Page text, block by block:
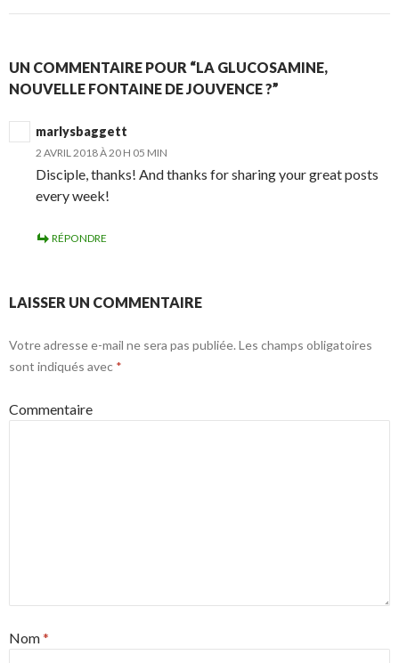
UN COMMENTAIRE POUR “LA GLUCOSAMINE,
NOUVELLE FONTAINE DE JOUVENCE ?”
marlysbaggett
2 AVRIL 2018 À 20 H 05 MIN
Disciple, thanks! And thanks for sharing your great posts
every week!
RÉPONDRE
LAISSER UN COMMENTAIRE
Votre adresse e-mail ne sera pas publiée. Les champs obligatoires
sont indiqués avec *
Commentaire
Nom*